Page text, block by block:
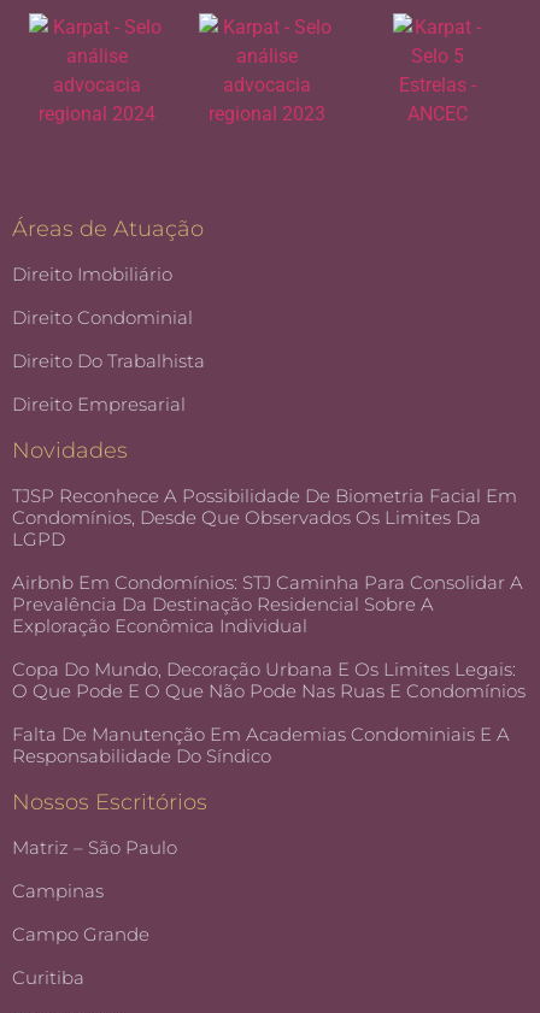
Áreas de Atuação
Direito Imobiliário
Direito Condominial
Direito Do Trabalhista
Direito Empresarial
Novidades
TJSP Reconhece A Possibilidade De Biometria Facial Em
Condomínios, Desde Que Observados Os Limites Da
LGPD
Airbnb Em Condomínios: STJ Caminha Para Consolidar A
Prevalência Da Destinação Residencial Sobre A
Exploração Econômica Individual
Copa Do Mundo, Decoração Urbana E Os Limites Legais:
O Que Pode E O Que Não Pode Nas Ruas E Condomínios
Falta De Manutenção Em Academias Condominiais E A
Responsabilidade Do Síndico
Nossos Escritórios
Matriz – São Paulo
Campinas
Campo Grande
Curitiba